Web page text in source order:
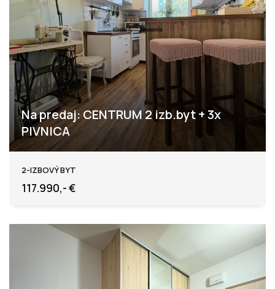
Na predaj: CENTRUM 2 izb.byt + 3x
PIVNICA
2-IZBOVÝ BYT
117.990,- €